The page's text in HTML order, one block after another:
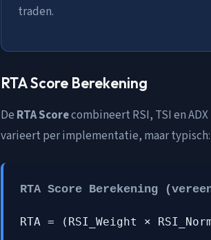
traden.
RTA Score Berekening
De RTA Scorecombineert RSI, TSI en
varieert per implementatie, maar typisch:
RTA Score Berekening
RTA = (RSI_Weight ×